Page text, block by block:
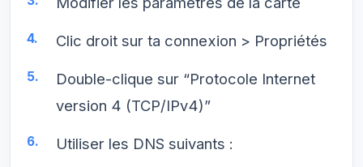
Clic droit sur ta connexion > Propriétés
Double-clique sur “Protocole Internet
version 4 (TCP/IPv4)”
Utiliser les DNS suivants :